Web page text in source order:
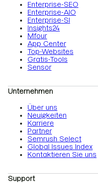
Enterprise-SEO
Enterprise-AIO
Enterprise-SI
Insights24
Mfour
App Center
Top-Websites
Gratis-Tools
Sensor
Unternehmen
Über uns
Neuigkeiten
Karriere
Partner
Semrush Select
Global Issues Index
Kontaktieren Sie uns
Support